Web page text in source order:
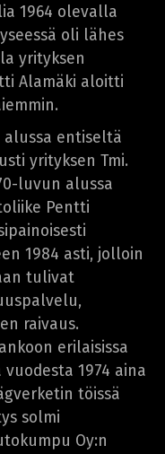
1964 olevalla
oli lähes
yrityksen
Alamäki aloitti
alussa entiseltä
yrityksen Tmi.
luvun alussa
Pentti
1984 asti, jolloin
tulivat
raivaus.
erilaisissa
1974 aina
töissä
solmi
Oy:n